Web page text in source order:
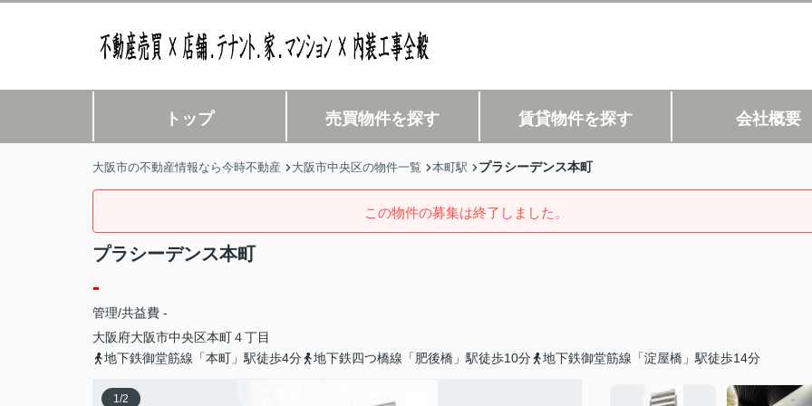
トップ 売買物件を探す 賃貸物件を探す 会社概要
大阪市の不動産情報なら今時不動産 大阪市中央区の物件一覧 本町駅 プラシーデンス本町
この物件の募集は終了しました。
プラシーデンス本町
-
管理/共益費 -
大阪府大阪市中央区本町４丁目
地下鉄御堂筋線「本町」駅徒歩4分
地下鉄四つ橋線「肥後橋」駅徒歩10分 地下鉄御堂筋線「淀屋橋」駅徒歩14分
1/2